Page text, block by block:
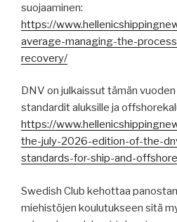
suojaaminen:
https://
average-managing-the-
recovery/
DNV on julkaissut tämän
standardit aluksille ja
https://
the-july-2026-edition-of-the-
standards-for-ship-and-
Swedish Club kehottaa
miehistöjen koulutukseen sitä